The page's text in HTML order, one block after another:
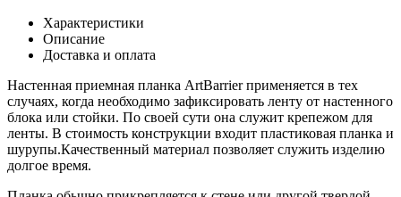
Характеристики
Описание
Доставка и оплата
Настенная приемная планка ArtBarrier применяется в тех
случаях, когда необходимо зафиксировать ленту от настенного
блока или стойки. По своей сути она служит крепежом для
ленты. В стоимость конструкции входит пластиковая планка и
шурупы.Качественный материал позволяет служить изделию
долгое время.